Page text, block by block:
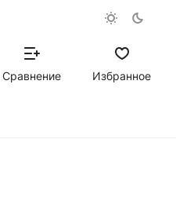
Сравнение Избранное